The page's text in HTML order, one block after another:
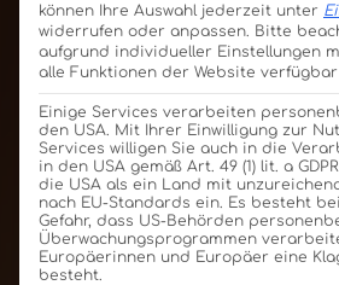
können Ihre Auswahl jederzeit unter
widerrufen oder anpassen. Bitte
aufgrund individueller Einstellungen
alle Funktionen der Website
Einige Services verarbeiten
den USA. Mit Ihrer Einwilligung zur
Services willigen Sie auch in die
in den USA gemäß Art. 49 (1) lit. a
die USA als ein Land mit
nach EU-Standards ein. Es besteht
Gefahr, dass US-Behörden
Überwachungsprogrammen
Europäerinnen und Europäer eine
besteht.